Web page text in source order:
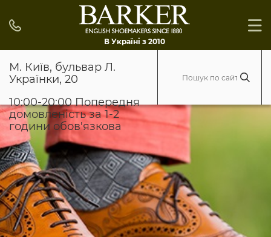
В Україні з 2010
М. Київ, бульвар Л.
Українки, 20
10:00-20:00 Попередня
домовленість за 1-2
години обов'язкова